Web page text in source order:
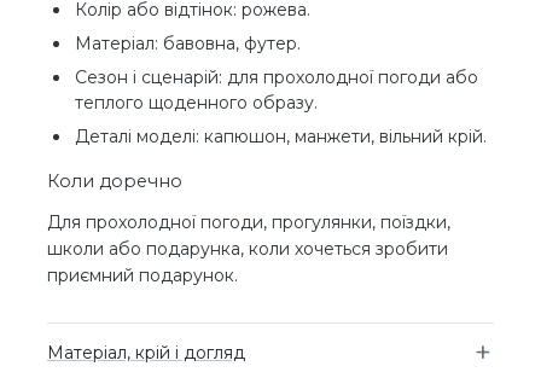
Колір або відтінок: рожева.
Матеріал: бавовна, футер.
Сезон і сценарій: для прохолодної погоди або
теплого щоденного образу.
Деталі моделі: капюшон, манжети, вільний крій.
Коли доречно
Для прохолодної погоди, прогулянки, поїздки,
школи або подарунка, коли хочеться зробити
приємний подарунок.
Матеріал, крій і догляд